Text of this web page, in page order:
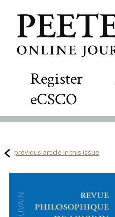
Register
eCSCO
previous article in this issue